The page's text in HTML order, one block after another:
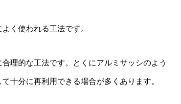
く使われる工法です。
理的な工法です。とくにアルミサッシのよう
十分に再利用できる場合が多くあります。